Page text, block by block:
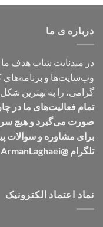
درباره ی ما
در میدنایت شاپ هدف ما
وب‌سایت‌ها و برنامه‌های
گرامی، را به بهترین
تمام فعالیت‌های ما در
صورت می‌گیرد و هیچ
برای مشاوره و سوالات
تلگرام @ArmanLaghaei در ارتباط باشید.
نماد اعتماد الکترونیک